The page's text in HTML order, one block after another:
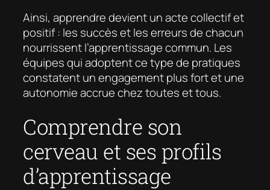
Ainsi, apprendre devient un acte collectif et
positif : les succès et les erreurs de chacun
nourrissent l’apprentissage commun. Les
équipes qui adoptent ce type de pratiques
constatent un engagement plus fort et une
autonomie accrue chez toutes et tous.
Comprendre son
cerveau et ses profils
d’apprentissage